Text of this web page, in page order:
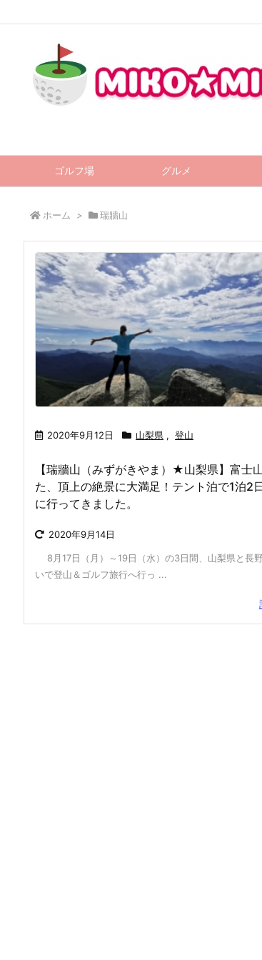
ゴルフ場 グルメ
ホーム > 瑞牆山
2020年9月12日 山梨県 , 登山
【瑞牆山（みずがきやま）★山梨県】富士
た、頂上の絶景に大満足！テント泊で1泊2
に行ってきました。
2020年9月14日
8月17日（月）～19日（水）の3日間、山梨県と長
いで登山＆ゴルフ旅行へ行っ ...